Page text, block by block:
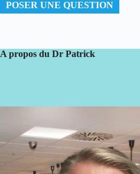
POSER UNE QUESTION
A propos du Dr Patrick